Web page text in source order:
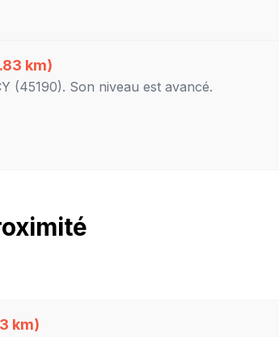
km)
(45190). Son niveau est avancé.
km)